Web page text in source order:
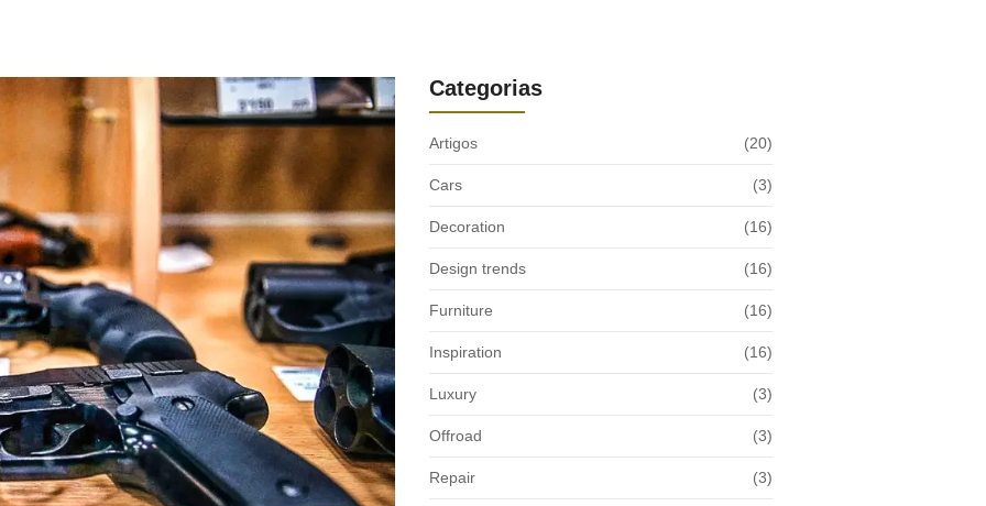
Categorias
Artigos (20)
Cars (3)
Decoration (16)
Design trends (16)
Furniture (16)
Inspiration (16)
Luxury (3)
Offroad (3)
Repair (3)